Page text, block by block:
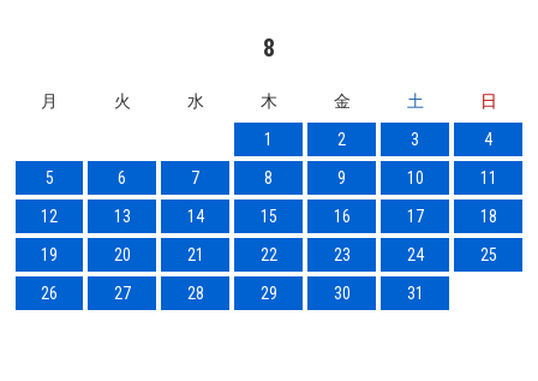
8
月 火 水 木 金 土
日
1
2 3
4
5
6 7 8 9 10
11
12
13 14 15 16 17
18
19
20 21 22 23 24
25
26
27 28 29 30 31